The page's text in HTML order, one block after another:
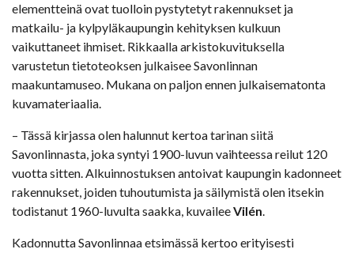
elementteinä ovat tuolloin pystytetyt rakennukset ja
matkailu- ja kylpyläkaupungin kehityksen kulkuun
vaikuttaneet ihmiset. Rikkaalla arkistokuvituksella
varustetun tietoteoksen julkaisee Savonlinnan
maakuntamuseo. Mukana on paljon ennen julkaisematonta
kuvamateriaalia.
– Tässä kirjassa olen halunnut kertoa tarinan siitä
Savonlinnasta, joka syntyi 1900-luvun vaihteessa reilut 120
vuotta sitten. Alkuinnostuksen antoivat kaupungin kadonneet
rakennukset, joiden tuhoutumista ja säilymistä olen itsekin
todistanut 1960-luvulta saakka, kuvaileeVilén.
Kadonnutta Savonlinnaa etsimässä kertoo erityisesti